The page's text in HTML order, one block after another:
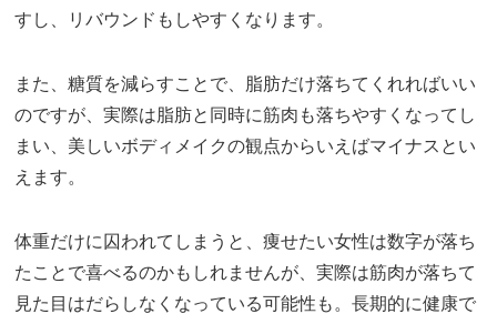
すし、リバウンドもしやすくなります。
また、糖質を減らすことで、脂肪だけ落ちてくれればいい
のですが、実際は脂肪と同時に筋肉も落ちやすくなってし
まい、美しいボディメイクの観点からいえばマイナスとい
えます。
体重だけに囚われてしまうと、痩せたい女性は数字が落ち
たことで喜べるのかもしれませんが、実際は筋肉が落ちて
見た目はだらしなくなっている可能性も。長期的に健康で